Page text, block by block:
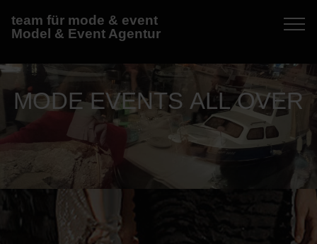
team für mode & event
Model & Event Agentur
MODE EVENTS ALL OVER